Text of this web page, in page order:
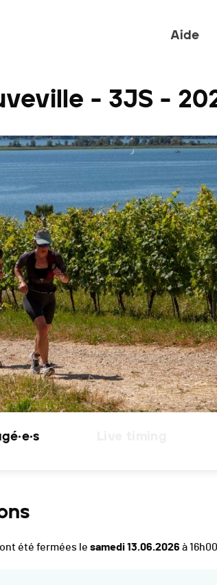
Aide
- 3JS -
été fermées le samedi 13.06.2026 à 16h00